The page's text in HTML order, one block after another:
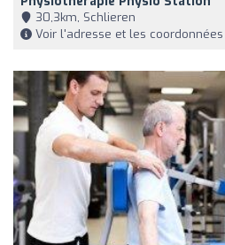
30,3km, Schlieren
Voir l'adresse et les coordonnées